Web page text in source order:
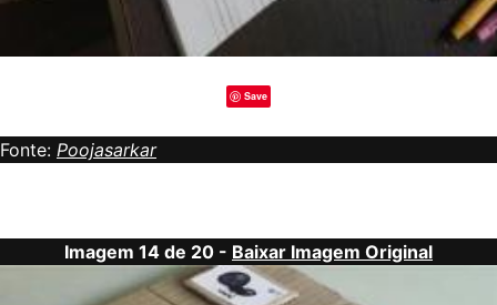
Save
Fonte: Poojasarkar
Imagem 14 de 20 - Baixar Imagem Original